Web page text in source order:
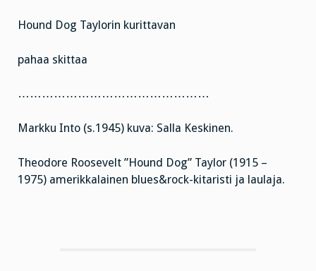
Hound Dog Taylorin kurittavan
pahaa skittaa
…………………………………………
Markku Into (s.1945) kuva: Salla Keskinen.
Theodore Roosevelt ”Hound Dog” Taylor (1915 –
1975) amerikkalainen blues&rock-kitaristi ja laulaja.